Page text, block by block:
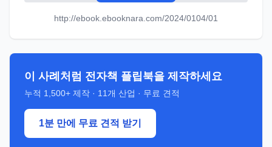
http://ebook.ebooknara.com/2024/0104/01
이 사례처럼 전자책 플립북을 제작하세요
누적 1,500+ 제작 · 11 개 산업 · 무료 견적
1분 만에 무료 견적 받기